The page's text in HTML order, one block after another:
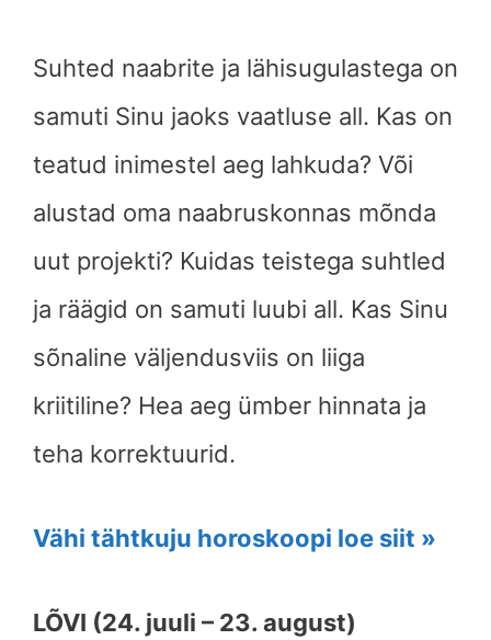
Suhted naabrite ja lähisugulastega on
samuti Sinu jaoks vaatluse all. Kas on
teatud inimestel aeg lahkuda? Või
alustad oma naabruskonnas mõnda
uut projekti? Kuidas teistega suhtled
ja räägid on samuti luubi all. Kas Sinu
sõnaline väljendusviis on liiga
kriitiline? Hea aeg ümber hinnata ja
teha korrektuurid.
Vähi tähtkuju horoskoopi loe siit »
LÕVI (24. juuli – 23. august)